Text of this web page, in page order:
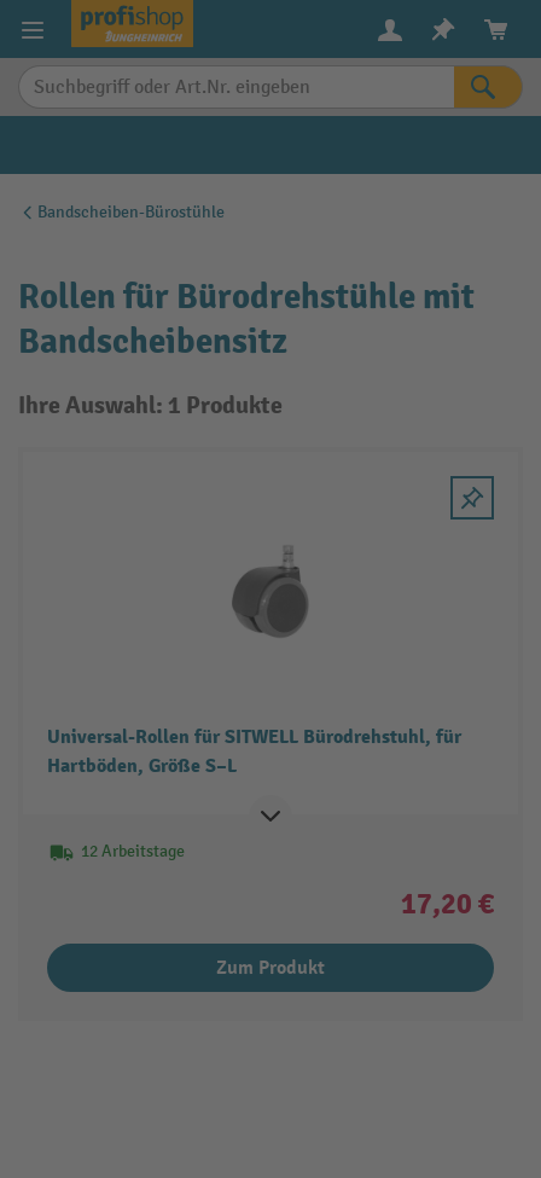
springen
Bandscheiben-Bürostühle
Rollen für Bürodrehstühle mit
Bandscheibensitz
Ihre Auswahl: 1 Produkte
Universal-Rollen für SITWELL Bürodrehstuhl, für
Hartböden, Größe S–L
12 Arbeitstage
17,20 €
Zum Produkt